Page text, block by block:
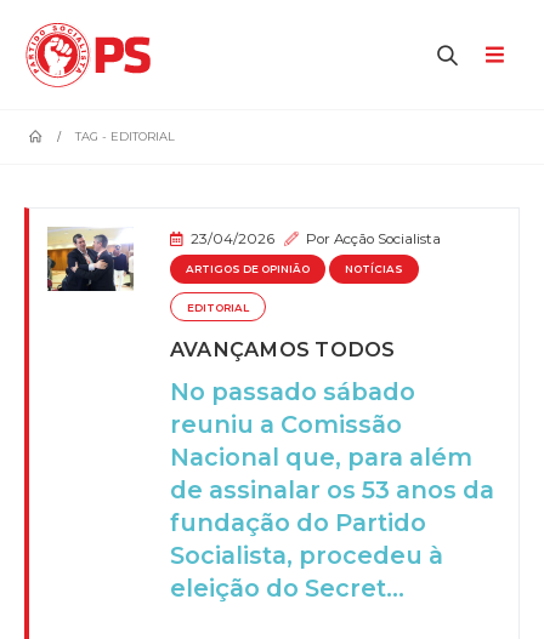
TAG - EDITORIAL
23/04/2026 PorAcção Socialista
ARTIGOS DE OPINIÃO NOTÍCIAS
EDITORIAL
AVANÇAMOS TODOS
No passado sábado
reuniu a Comissão
Nacional que, para além
de assinalar os 53 anos da
fundação do Partido
Socialista, procedeu à
eleição do Secret...